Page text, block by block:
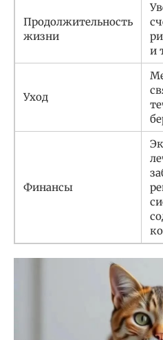
Продолжительность
жизни
и
Уход
Финансы